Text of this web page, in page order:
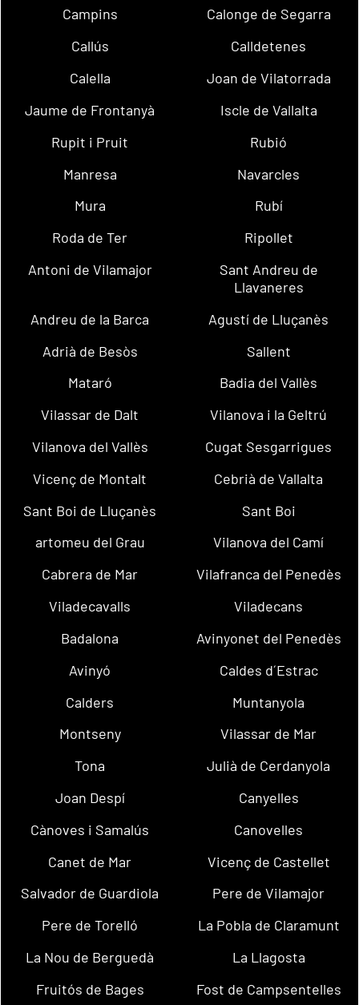
Campins
Calonge de Segarra
Callús
Calldetenes
Calella
Joan de Vilatorrada
Jaume de Frontanyà
Iscle de Vallalta
Rupit i Pruit
Rubió
Manresa
Navarcles
Mura
Rubí
Roda de Ter
Ripollet
Antoni de Vilamajor
Sant Andreu de
Llavaneres
Andreu de la Barca
Agustí de Lluçanès
Adrià de Besòs
Sallent
Mataró
Badia del Vallès
Vilassar de Dalt
Vilanova i la Geltrú
Vilanova del Vallès
Cugat Sesgarrigues
Vicenç de Montalt
Cebrià de Vallalta
Sant Boi de Lluçanès
Sant Boi
artomeu del Grau
Vilanova del Camí
Cabrera de Mar
Vilafranca del Penedès
Viladecavalls
Viladecans
Badalona
Avinyonet del Penedès
Avinyó
Caldes d´Estrac
Calders
Muntanyola
Montseny
Vilassar de Mar
Tona
Julià de Cerdanyola
Joan Despí
Canyelles
Cànoves i Samalús
Canovelles
Canet de Mar
Vicenç de Castellet
Salvador de Guardiola
Pere de Vilamajor
Pere de Torelló
La Pobla de Claramunt
La Nou de Berguedà
La Llagosta
Fruitós de Bages
Fost de Campsentelles